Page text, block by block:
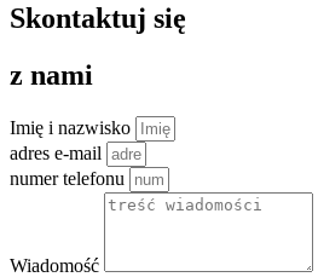
Skontaktuj się
z nami
Imię i nazwisko
adres e-mail
numer telefonu
Wiadomość